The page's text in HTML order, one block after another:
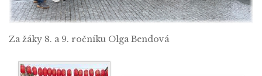
Za žáky 8. a 9. ročníku Olga Bendová